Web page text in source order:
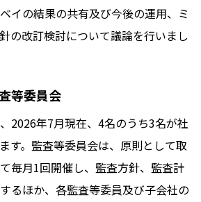
イの結果の共有及び今後の運用、ミ
の改訂検討について議論を行いまし
等委員会
2026年7月現在、4名のうち3名が社
す。監査等委員会は、原則として取
毎月1回開催し、監査方針、監査計
るほか、各監査等委員及び子会社の